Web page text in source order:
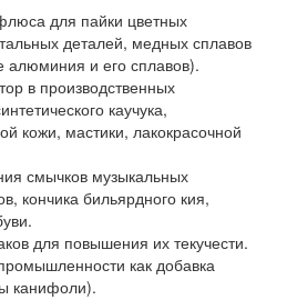
для пайки цветных
деталей, медных сплавов
алюминия и его сплавов).
в производственных
каучука,
кожи, мастики, лакокрасочной
смычков музыкальных
кончика бильярдного кия,
для повышения их текучести.
как добавка
канифоли).